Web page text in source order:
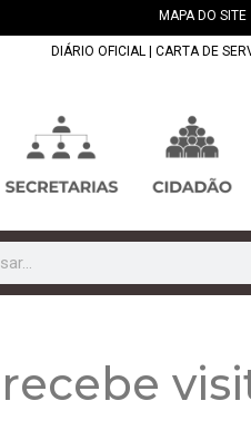
MAPA DO SITE
DIÁRIO OFICIAL CARTA DE